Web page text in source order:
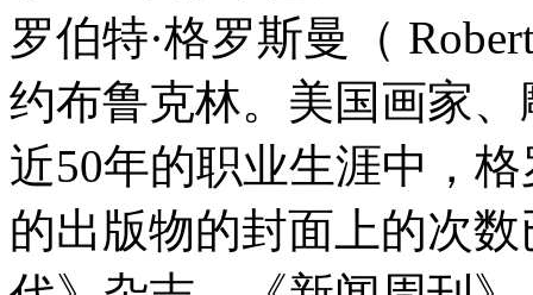
罗伯特·格罗斯曼（
约布鲁克林。美国画家
近50年的职业生涯中，
的出版物的封面上的次